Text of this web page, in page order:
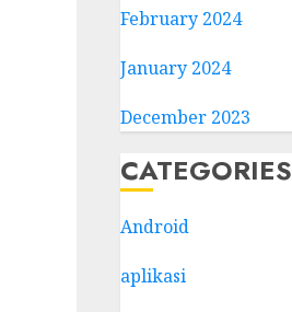
February 2024
January 2024
December 2023
CATEGORIES
Android
aplikasi